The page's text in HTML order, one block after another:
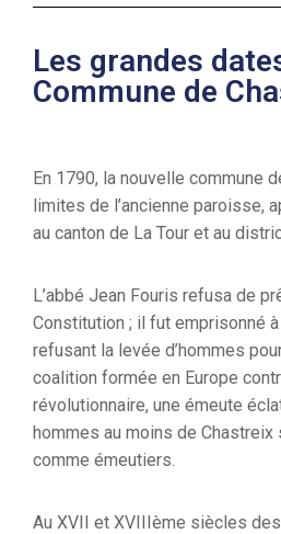
Les grandes
Commune de
En 1790, la nouvelle commune
limites de l’ancienne paroisse,
au canton de La Tour et au
L’abbé Jean Fouris refusa de
Constitution ; il fut emprisonné à
refusant la levée d’hommes
coalition formée en Europe
révolutionnaire, une émeute
hommes au moins de
comme émeutiers.
Au XVII et XVIIIème siècles